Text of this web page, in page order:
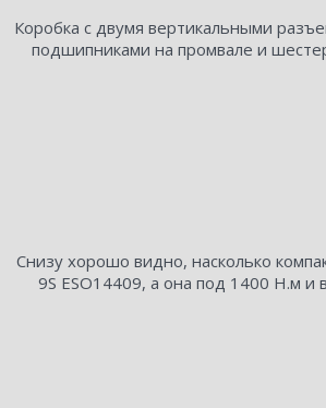
Коробка с двумя вертикальными
подшипниками на промвале и
Снизу хорошо видно, насколько
9S ESO14409, а она под 1400 Н.м и